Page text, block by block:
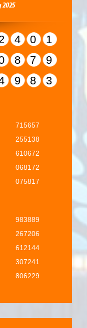
2025
715657
255138
610672
068172
075817
983889
267206
612144
307241
806229